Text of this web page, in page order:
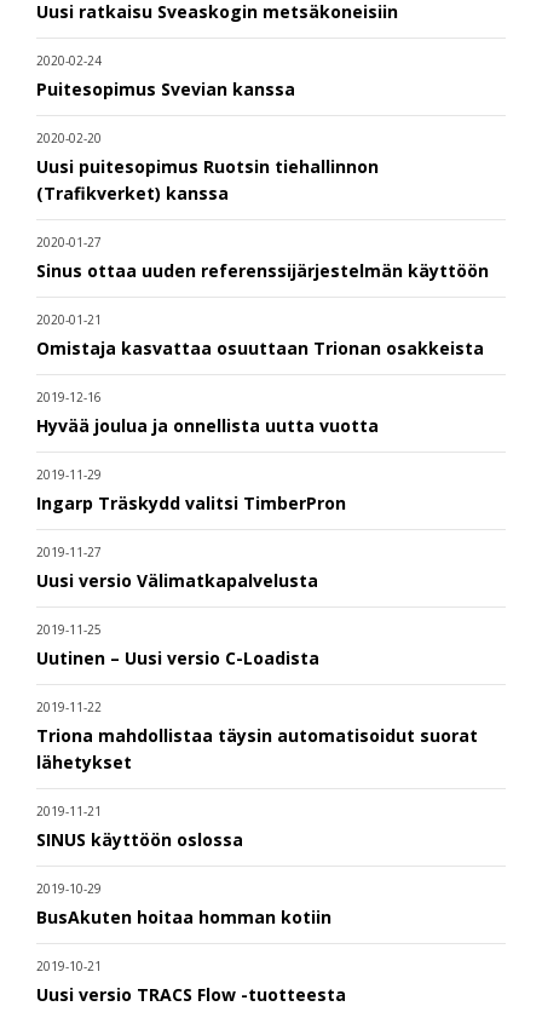
Uusi ratkaisu Sveaskogin metsäkoneisiin
2020-02-24
Puitesopimus Svevian kanssa
2020-02-20
Uusi puitesopimus Ruotsin tiehallinnon
(Trafikverket) kanssa
2020-01-27
Sinus ottaa uuden referenssijärjestelmän käyttöön
2020-01-21
Omistaja kasvattaa osuuttaan Trionan osakkeista
2019-12-16
Hyvää joulua ja onnellista uutta vuotta
2019-11-29
Ingarp Träskydd valitsi TimberPron
2019-11-27
Uusi versio Välimatkapalvelusta
2019-11-25
Uutinen – Uusi versio C-Loadista
2019-11-22
Triona mahdollistaa täysin automatisoidut suorat
lähetykset
2019-11-21
SINUS käyttöön oslossa
2019-10-29
BusAkuten hoitaa homman kotiin
2019-10-21
Uusi versio TRACS Flow -tuotteesta